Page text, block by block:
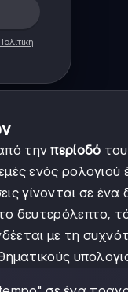
τηνπερίοδό
ενός ρολογιού
γίνονται σε
δευτερόλεπτο,
με τη